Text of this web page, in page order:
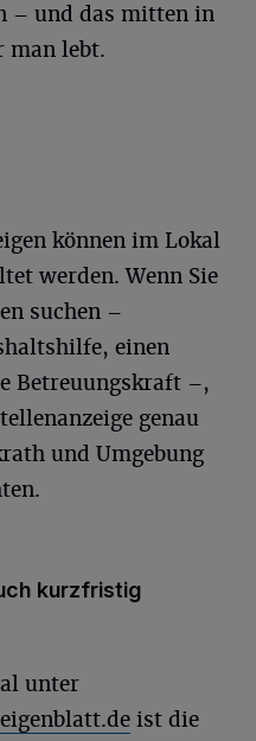
– und das mitten in
man lebt.
können im Lokal
werden. Wenn Sie
suchen –
einen
Betreuungskraft –,
genau
und Umgebung
kurzfristig
unter
ist die